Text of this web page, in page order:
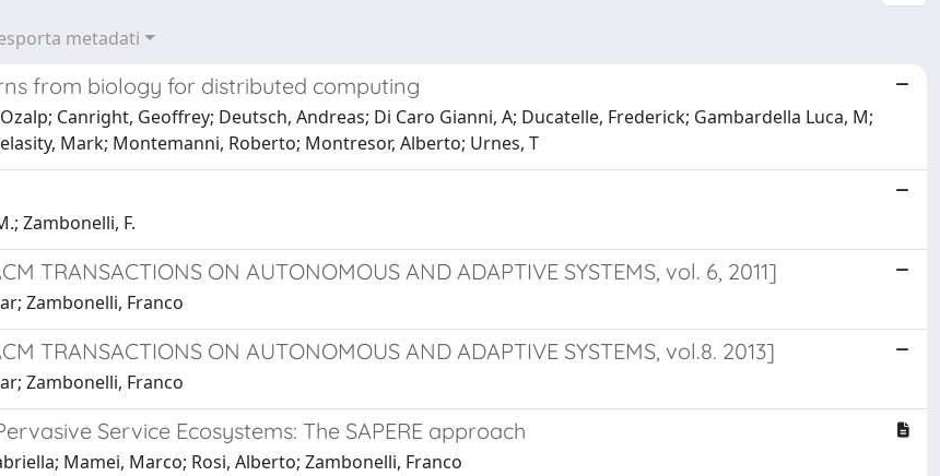
metadati
from biology for distributed computing
Canright, Geoffrey; Deutsch, Andreas; Di Caro Gianni, A; Ducatelle, Frederick; Gambardella Luca, M;
Mark; Montemanni, Roberto; Montresor, Alberto; Urnes, T
Zambonelli, F.
TRANSACTIONS ON AUTONOMOUS AND ADAPTIVE SYSTEMS, vol. 6, 2011]
Zambonelli, Franco
TRANSACTIONS ON AUTONOMOUS AND ADAPTIVE SYSTEMS, vol.8. 2013]
Zambonelli, Franco
Service Ecosystems: The SAPERE approach
Mamei, Marco; Rosi, Alberto; Zambonelli, Franco